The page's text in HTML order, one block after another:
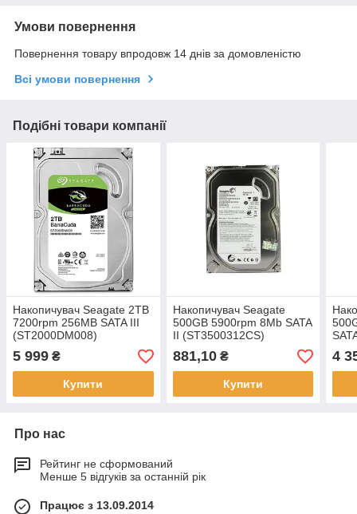
Умови повернення
Повернення товару впродовж 14 днів за домовленістю
Всі умови повернення
Подібні товари компанії
Накопичувач Seagate 2TB
7200rpm 256MB SATA III
(ST2000DM008)
5 999 ₴
Купити
Накопичувач Seagate
500GB 5900rpm 8Mb SATA
II (ST3500312CS)
881,10₴
Купити
4
Про нас
Рейтинг не сформований
Менше 5 відгуків за останній рік
Працює з 13.09.2014